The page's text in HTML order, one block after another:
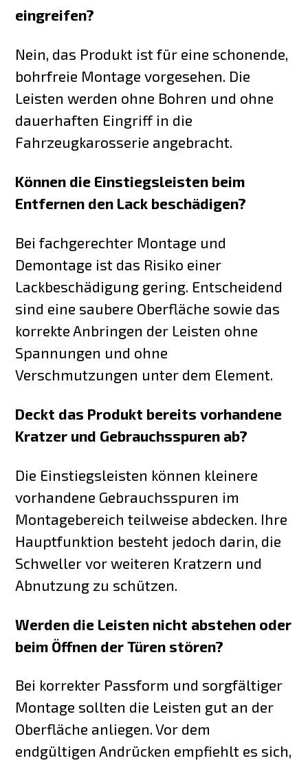
eingreifen?
Nein, das Produkt ist für eine schonende,
bohrfreie Montage vorgesehen. Die
Leisten werden ohne Bohren und ohne
dauerhaften Eingriff in die
Fahrzeugkarosserie angebracht.
Können die Einstiegsleisten beim
Entfernen den Lack beschädigen?
Bei fachgerechter Montage und
Demontage ist das Risiko einer
Lackbeschädigung gering. Entscheidend
sind eine saubere Oberfläche sowie das
korrekte Anbringen der Leisten ohne
Spannungen und ohne
Verschmutzungen unter dem Element.
Deckt das Produkt bereits vorhandene
Kratzer und Gebrauchsspuren ab?
Die Einstiegsleisten können kleinere
vorhandene Gebrauchsspuren im
Montagebereich teilweise abdecken. Ihre
Hauptfunktion besteht jedoch darin, die
Schweller vor weiteren Kratzern und
Abnutzung zu schützen.
Werden die Leisten nicht abstehen oder
beim Öffnen der Türen stören?
Bei korrekter Passform und sorgfältiger
Montage sollten die Leisten gut an der
Oberfläche anliegen. Vor dem
endgültigen Andrücken empfiehlt es sich,